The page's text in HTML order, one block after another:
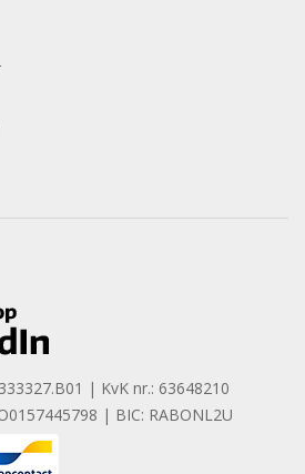
| KvK nr.: 63648210
| BIC: RABONL2U